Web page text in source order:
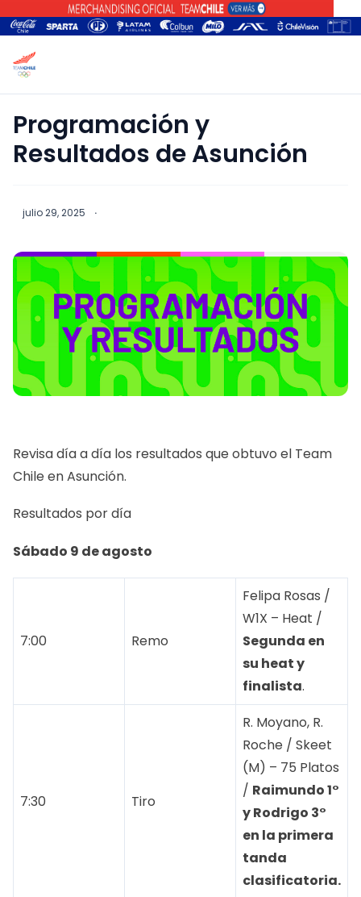
Programación y
Resultados de Asunción
julio 29, 2025 ·
Revisa día a día los resultados que obtuvo el Team
Chile en Asunción.
Resultados por día
Sábado 9 de agosto
7:00 Remo
Felipa Rosas /
W1X – Heat /
Segunda en
su heat y
finalista.
7:30 Tiro
R. Moyano, R.
Roche / Skeet
(M) – 75 Platos
/ Raimundo 1°
y Rodrigo 3°
en la primera
tanda
clasificatoria.